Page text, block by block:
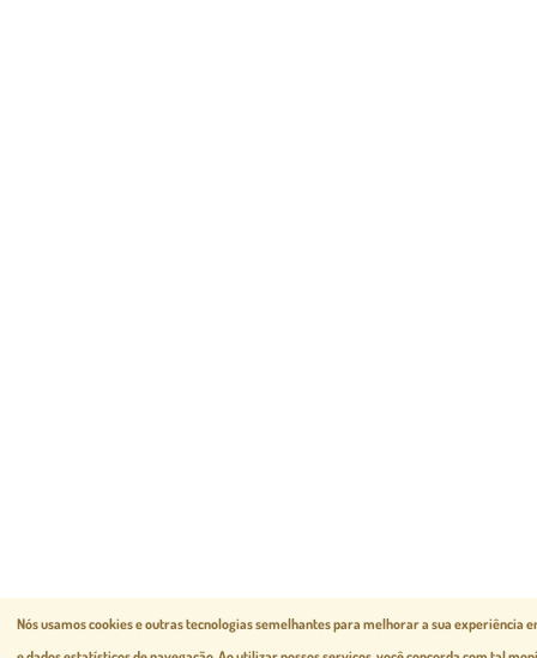
Nós usamos cookies e outras tecnologias semelhantes para melhorar a sua experiência